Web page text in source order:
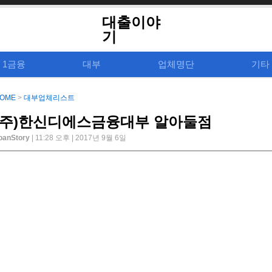
대출이야
기
1금융 대부 업체명단 기타
> 대부업체리스트
)한신디에스금융대부 알아둘점
| 11:28 오후 | 2017년 9월 6일